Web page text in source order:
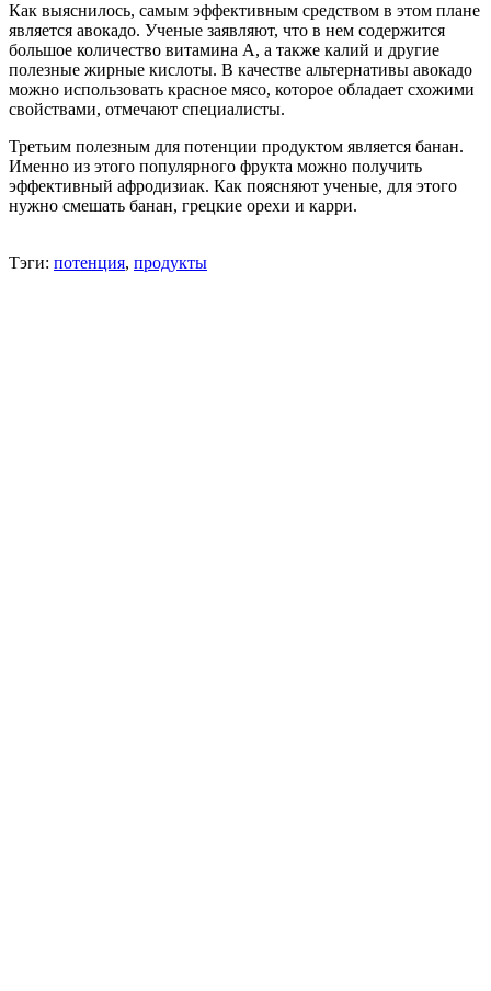
Как выяснилось, самым эффективным средством в этом плане
является авокадо. Ученые заявляют, что в нем содержится
большое количество витамина А, а также калий и другие
полезные жирные кислоты. В качестве альтернативы авокадо
можно использовать красное мясо, которое обладает схожими
свойствами, отмечают специалисты.
Третьим полезным для потенции продуктом является банан.
Именно из этого популярного фрукта можно получить
эффективный афродизиак. Как поясняют ученые, для этого
нужно смешать банан, грецкие орехи и карри.
Тэги: потенция, продукты